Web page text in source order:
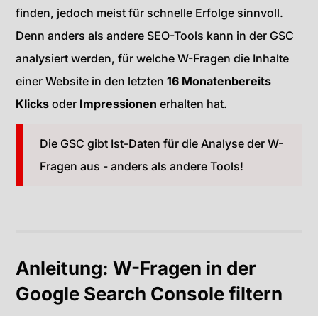
finden, jedoch meist für schnelle Erfolge sinnvoll.
Denn anders als andere SEO-Tools kann in der GSC
analysiert werden, für welche W-Fragen die Inhalte
einer Website in den letzten 16 Monatenbereits
Klicks oder Impressionen erhalten hat.
Die GSC gibt Ist-Daten für die Analyse der W-
Fragen aus - anders als andere Tools!
Anleitung: W-Fragen in der
Google Search Console filtern